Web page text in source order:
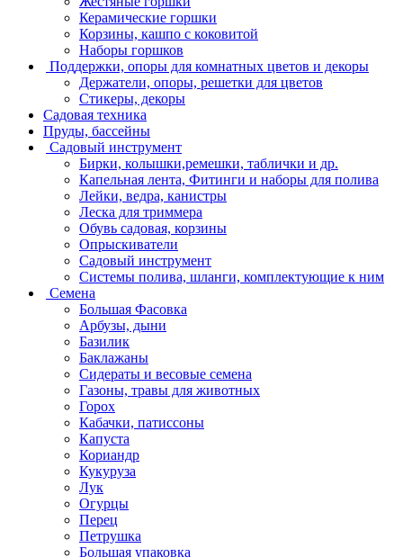
Керамические горшки
Корзины, кашпо с коковитой
Наборы горшков
Поддержки, опоры для комнатных цветов и декоры
Держатели, опоры, решетки для цветов
Стикеры, декоры
Садовая техника
Пруды, бассейны
Садовый инструмент
Бирки, колышки,ремешки, таблички и др.
Капельная лента, Фитинги и наборы для полива
Лейки, ведра, канистры
Леска для триммера
Обувь садовая, корзины
Опрыскиватели
Садовый инструмент
Системы полива, шланги, комплектующие к ним
Семена
Большая Фасовка
Арбузы, дыни
Базилик
Баклажаны
Сидераты и весовые семена
Газоны, травы для животных
Горох
Кабачки, патиссоны
Капуста
Кориандр
Кукуруза
Лук
Огурцы
Перец
Петрушка
Большая упаковка